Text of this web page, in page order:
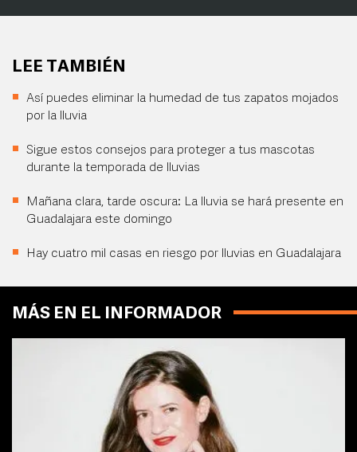
LEE TAMBIÉN
Así puedes eliminar la humedad de tus zapatos mojados
por la lluvia
Sigue estos consejos para proteger a tus mascotas
durante la temporada de lluvias
Mañana clara, tarde oscura: La lluvia se hará presente en
Guadalajara este domingo
Hay cuatro mil casas en riesgo por lluvias en Guadalajara
MÁS EN EL INFORMADOR